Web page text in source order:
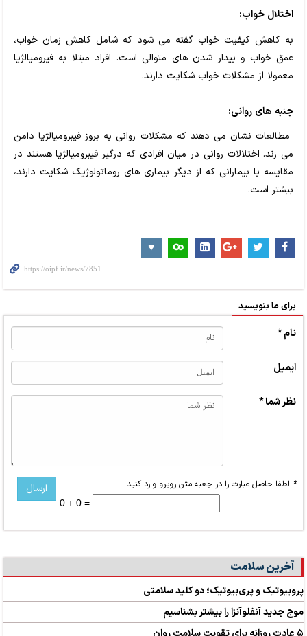
اختلال خواب:
به کاهش کیفیت خواب گفته می شود که شامل کاهش زمان خواب،
عمق خواب و بیدار شدن های متوالی است. افراد مبتلا به فیرومیالژیا
معمولا از مشکلات خواب شکایت دارند.
جنبه های روانی:
مطالعات نشان می دهند که مشکلات روانی به بروز فیبرومیالژیا دامن
می زند. اختلالات روانی در میان افرادی که درگیر فیبرومیالژیا هستند در
مقایسه با بیمارانی که از دیگر بیماری های روماتولوژیک شکایت دارند،
بیشتر است.
برای ما بنویسید
نام *
ایمیل
نظر شما *
* لطفا حاصل عبارت را در جعبه متن روبرو وارد کنید
0 + 0 =
آخرین سلامت
پروبیوتیک و پری‌بیوتیک؛ دو کلید سلامتی
موج جدید آنفلوآنزا را بیشتر بشناسیم